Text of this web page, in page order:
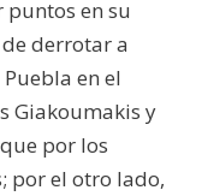
puntos en su
derrotar a
en el
Giakoumakis y
por los
por el otro lado,